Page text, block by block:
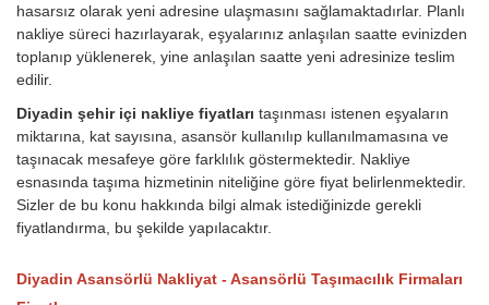
hasarsız olarak yeni adresine ulaşmasını sağlamaktadırlar. Planlı
nakliye süreci hazırlayarak, eşyalarınız anlaşılan saatte evinizden
toplanıp yüklenerek, yine anlaşılan saatte yeni adresinize teslim
edilir.
Diyadin şehir içi nakliye fiyatları taşınması istenen eşyaların
miktarına, kat sayısına, asansör kullanılıp kullanılmamasına ve
taşınacak mesafeye göre farklılık göstermektedir. Nakliye
esnasında taşıma hizmetinin niteliğine göre fiyat belirlenmektedir.
Sizler de bu konu hakkında bilgi almak istediğinizde gerekli
fiyatlandırma, bu şekilde yapılacaktır.
Diyadin Asansörlü Nakliyat - Asansörlü Taşımacılık Firmaları